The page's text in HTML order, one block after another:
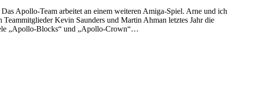
Apollo-Team arbeitet an einem weiteren Amiga-Spiel. Arne und ich
Teammitglieder Kevin Saunders und Martin Ahman letztes Jahr die
„Apollo-Blocks“ und „Apollo-Crown“…